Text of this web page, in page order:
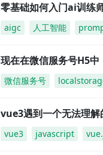
零基础如何入门ai训练
aigc 人工智能
现在在微信服务号H5
微信服务号
vue3遇到一个无法理解
vue3 javascript